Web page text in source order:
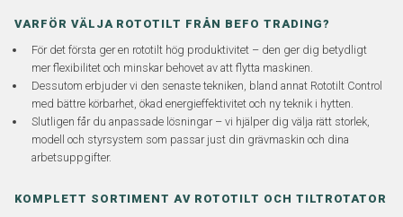
VARFÖR VÄLJA ROTOTILT FRÅN BEFO TRADING?
För det första ger en rototilt hög produktivitet – den ger dig betydligt
mer flexibilitet och minskar behovet av att flytta maskinen.
Dessutom erbjuder vi den senaste tekniken, bland annat Rototilt Control
med bättre körbarhet, ökad energieffektivitet och ny teknik i hytten.
Slutligen får du anpassade lösningar – vi hjälper dig välja rätt storlek,
modell och styrsystem som passar just din grävmaskin och dina
arbetsuppgifter.
KOMPLETT SORTIMENT AV ROTOTILT OCH TILTROTATOR